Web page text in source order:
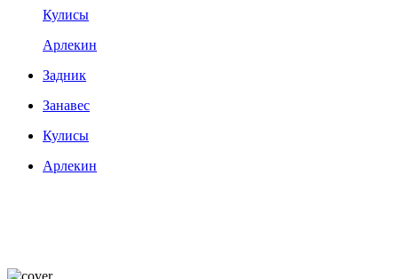
Кулисы
Арлекин
Задник
Занавес
Кулисы
Арлекин